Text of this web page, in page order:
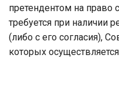
претендентом на право
требуется при наличии
(либо с его согласия),
которых